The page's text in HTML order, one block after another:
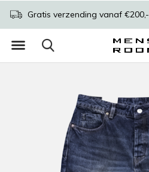
Gratis verzending vanaf €200,-